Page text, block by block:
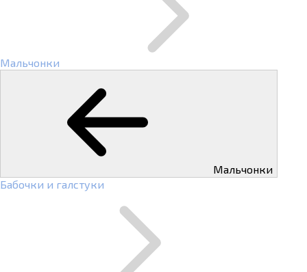
Мальчонки
Мальчонки
Бабочки и галстуки